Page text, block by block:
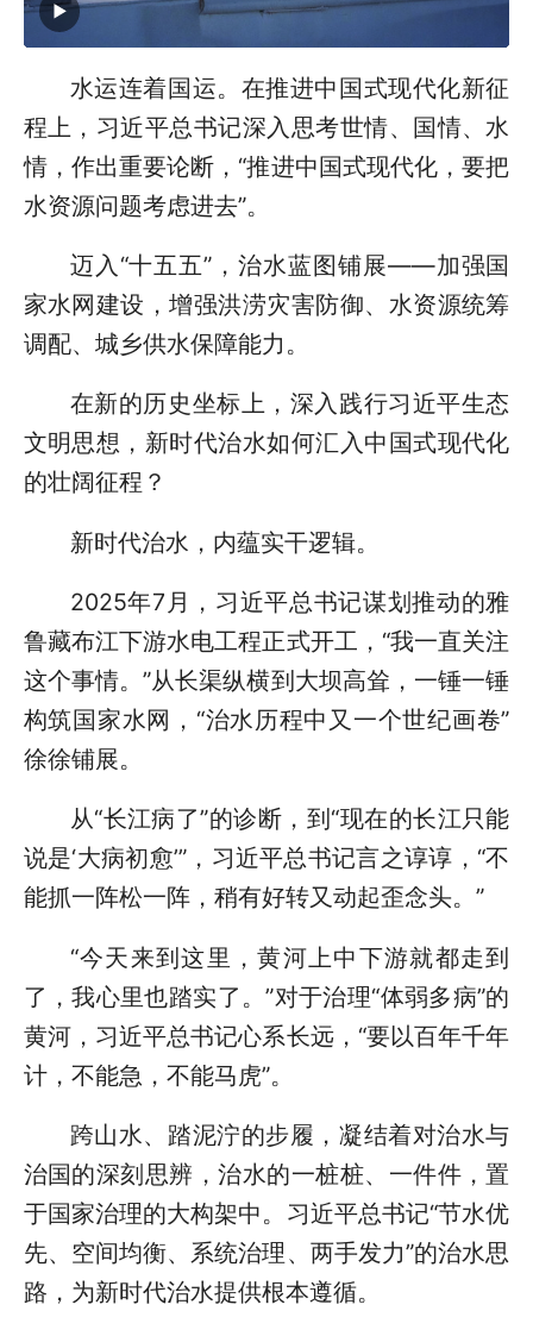
水运连着国运。在推进中国式现代化新征
程上，习近平总书记深入思考世情、国情、水
情，作出重要论断，“推进中国式现代化，要把
水资源问题考虑进去”。
迈入“十五五”，治水蓝图铺展——加强国
家水网建设，增强洪涝灾害防御、水资源统筹
调配、城乡供水保障能力。
在新的历史坐标上，深入践行习近平生态
文明思想，新时代治水如何汇入中国式现代化
的壮阔征程？
新时代治水，内蕴实干逻辑。
2025年7月，习近平总书记谋划推动的雅
鲁藏布江下游水电工程正式开工，“我一直关注
这个事情。”从长渠纵横到大坝高耸，一锤一锤
构筑国家水网，“治水历程中又一个世纪画卷”
徐徐铺展。
从“长江病了”的诊断，到“现在的长江只能
说是‘大病初愈’”，习近平总书记言之谆谆，“不
能抓一阵松一阵，稍有好转又动起歪念头。”
“今天来到这里，黄河上中下游就都走到
了，我心里也踏实了。”对于治理“体弱多病”的
黄河，习近平总书记心系长远，“要以百年千年
计，不能急，不能马虎”。
跨山水、踏泥泞的步履，凝结着对治水与
治国的深刻思辨，治水的一桩桩、一件件，置
于国家治理的大构架中。习近平总书记“节水优
先、空间均衡、系统治理、两手发力”的治水思
路，为新时代治水提供根本遵循。